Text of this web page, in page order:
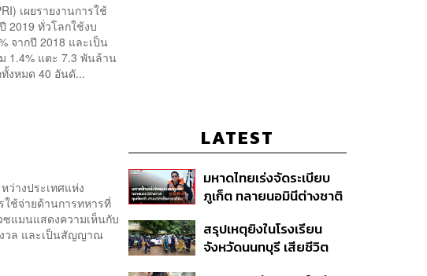
เผยรายงานการใช้
2019 ทั่วโลกใช้งบ
จากปี 2018 และเป็น
1.4% แตะ 7.3 พันล้าน
งหมด 40 อันดั...
ว่างประเทศแห่ง
ใช้จ่ายด้านการทหารที่
แมนแสดงความเห็นกับ
งวล และเป็นสัญญาณ
LATEST
มหาดไทยเร่งจัดระเบียบ
ภูเก็ต ทลายนอมินีต่างชาติ
ที่ดิน เคลียร์ใบอนุญาต
โรงแรมค้าง 7 ปี
สรุปเหตุยิงในโรงเรียน
จังหวัดนนทบุรี เสียชีวิต